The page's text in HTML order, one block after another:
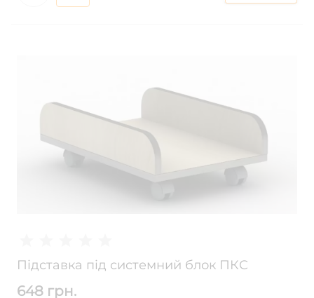
Підставка під системний блок ПКС
648 грн.